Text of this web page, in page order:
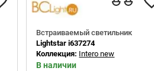
Встраиваемый светильник
Lightstar i637274
Коллекция: Intero new
В наличии